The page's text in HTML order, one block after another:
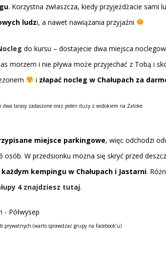
. Korzystna zwłaszcza, kiedy przyjeżdżacie sami
ludzi, a nawet nawiązania przyjaźni
do kursu – dostajecie dwa miejsca
morzem i nie pływa może przyjechać z Tobą i
i złapać nocleg w Chałupach za
dwa tarasy zadaszone oraz jeden duży z widokiem na Zatoke
miejsce parkingowe, więc odchodzi
osób. W przedsionku można się skryć przed
kempingu w Chałupach i Jastarni.
4 znajdziesz tutaj.
(warto sprawdzać grupy na Facebook’u)